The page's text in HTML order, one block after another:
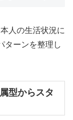
人の生活状況に
ターンを整理し
型からスタ